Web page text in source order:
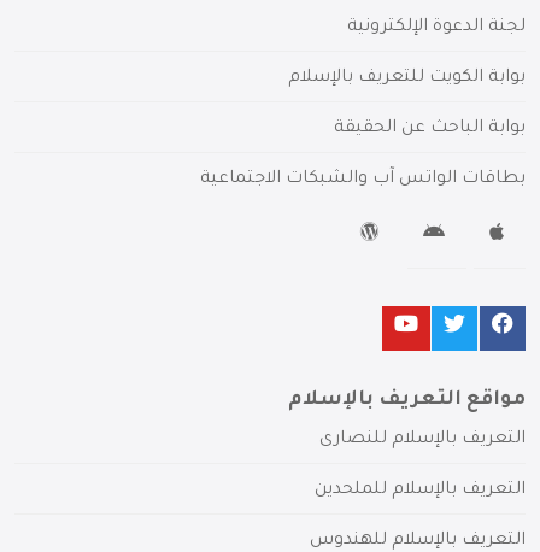
لجنة الدعوة الإلكترونية
بوابة الكويت للتعريف بالإسلام
بوابة الباحث عن الحقيقة
بطاقات الواتس آب والشبكات الاجتماعية
مواقع التعريف بالإسلام
التعريف بالإسلام للنصارى
التعريف بالإسلام للملحدين
التعريف بالإسلام للهندوس